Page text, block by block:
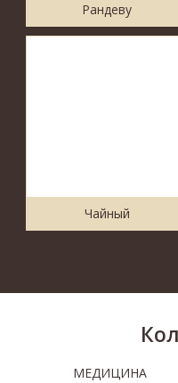
Рандеву
Чайный
МЕДИЦИНА